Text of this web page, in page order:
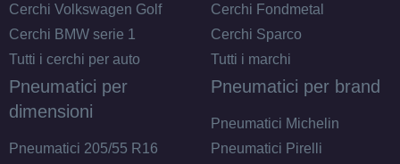
Cerchi Volkswagen Golf
Cerchi BMW serie 1
Tutti i cerchi per auto
Cerchi Fondmetal
Cerchi Sparco
Tutti i marchi
Pneumatici per
dimensioni
Pneumatici 205/55 R16
Pneumatici per brand
Pneumatici Michelin
Pneumatici Pirelli